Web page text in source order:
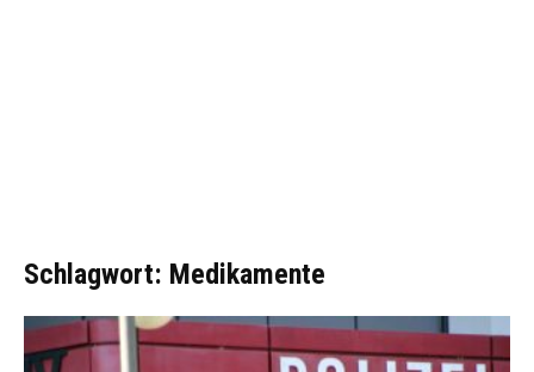
Schlagwort: Medikamente